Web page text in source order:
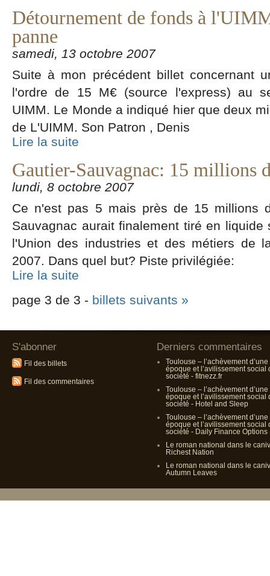
Détournement de fonds à
panne
samedi, 13 octobre 2007
Suite à mon précédent billet concernant
l'ordre de 15 M€ (source l'express) au
UIMM. Le Monde a indiqué hier que deux
de L'UIMM. Son Patron , Denis
Lire la suite
Gautier-Sauvagnac: 15 millions
lundi, 8 octobre 2007
Ce n'est pas 5 mais près de 15 millions
Sauvagnac aurait finalement tiré en
l'Union des industries et des métiers de
2007. Dans quel but? Piste privilégiée:
Lire la suite
page 3 de 3 - billets suivants »
S'abonner
Fil des billets
Fil des commentaires
Derniers commentaires
Toulouse – l’achèvement d’une
époque et l’avilissement social
société - fitnezz.fr
Toulouse – l’achèvement d’une
époque et l’avilissement social
société - Hotel and Sleep
Toulouse – l’achèvement d’une
époque et l’avilissement social
société - Daily Finance Options
Le roman national dans le
Richest Nation
Le roman national dans le
Autumn Leaves